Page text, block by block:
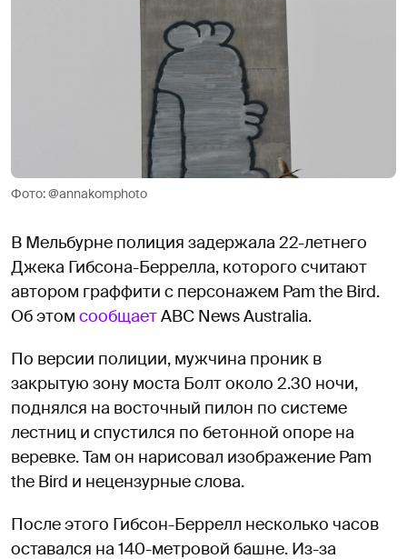
Фото: @annakomphoto
В Мельбурне полиция задержала 22-летнего
Джека Гибсона-Беррелла, которого считают
автором граффити с персонажем Pam the Bird.
Об этом сообщаетABC News Australia.
По версии полиции, мужчина проник в
закрытую зону моста Болт около 2.30 ночи,
поднялся на восточный пилон по системе
лестниц и спустился по бетонной опоре на
веревке. Там он нарисовал изображение Pam
the Bird и нецензурные слова.
После этого Гибсон-Беррелл несколько часов
оставался на 140-метровой башне. Из-за